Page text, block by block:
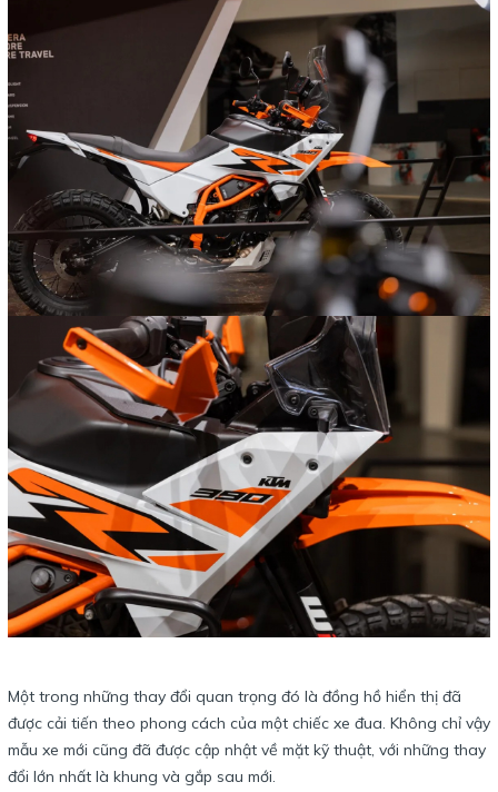
Một trong những thay đổi quan trọng đó là đồng hồ hiển thị đã
được cải tiến theo phong cách của một chiếc xe đua. Không chỉ vậy
mẫu xe mới cũng đã được cập nhật về mặt kỹ thuật, với những thay
đổi lớn nhất là khung và gắp sau mới.